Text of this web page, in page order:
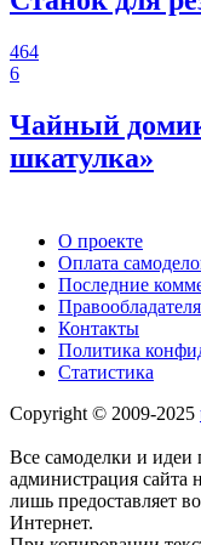
464
6
Чайный
шкатулка»
О проекте
Оплата
Последние
Контакты
Политика
Статистика
Copyright © 2009-2025
Все самоделки и идеи
администрация сайта
лишь предоставляет
Интернет.